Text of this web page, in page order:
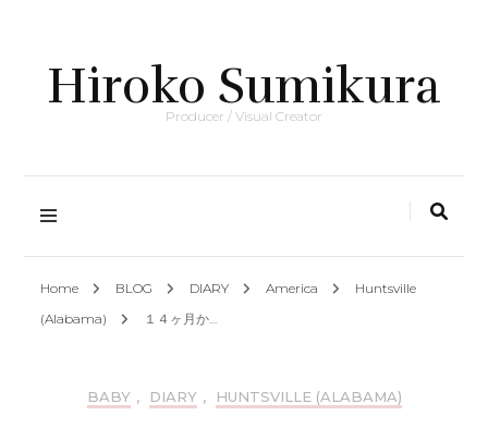
Hiroko Sumikura
Producer / Visual Creator
Home BLOG DIARY America
Huntsville
(Alabama)
１４ヶ月か…
BABY , DIARY , HUNTSVILLE (ALABAMA)